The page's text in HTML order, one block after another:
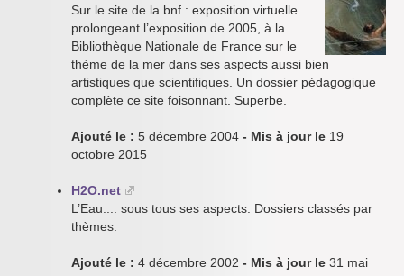
Sur le site de la bnf : exposition virtuelle
prolongeant l’exposition de 2005, à la
Bibliothèque Nationale de France sur le
thème de la mer dans ses aspects aussi bien
artistiques que scientifiques. Un dossier pédagogique
complète ce site foisonnant. Superbe.
Ajouté le : 5 décembre 2004 - Mis à jour le 19
octobre 2015
H2O.net
L’Eau.... sous tous ses aspects. Dossiers classés par
thèmes.
Ajouté le : 4 décembre 2002 - Mis à jour le 31 mai